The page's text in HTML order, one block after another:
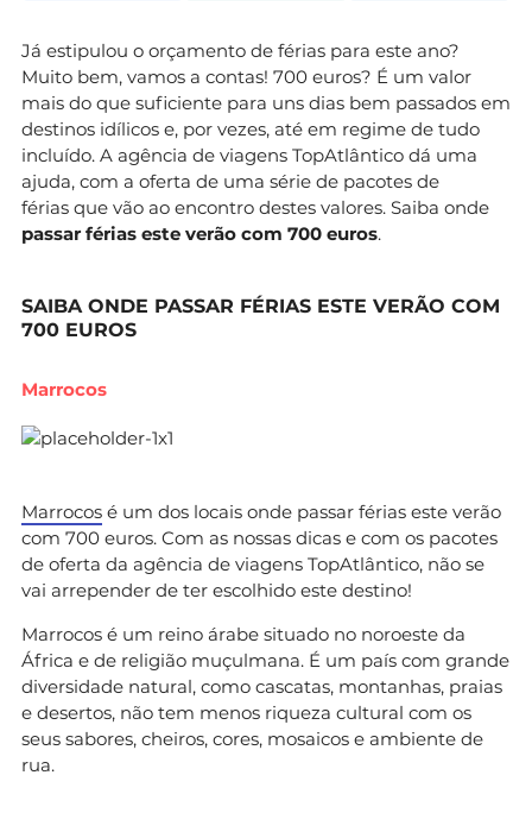
Já estipulou o orçamento de férias para este ano?
Muito bem, vamos a contas! 700 euros? É um valor
mais do que suficiente para uns dias bem passados em
destinos idílicos e, por vezes, até em regime de tudo
incluído. A agência de viagens TopAtlântico dá uma
ajuda, com a oferta de uma série de pacotes de
férias que vão ao encontro destes valores. Saiba onde
passar férias este verão com 700 euros.
SAIBA ONDE PASSAR FÉRIAS ESTE VERÃO COM
700 EUROS
Marrocos
Marrocos é um dos locais onde passar férias este verão
com 700 euros. Com as nossas dicas e com os pacotes
de oferta da agência de viagens TopAtlântico, não se
vai arrepender de ter escolhido este destino!
Marrocos é um reino árabe situado no noroeste da
África e de religião muçulmana. É um país com grande
diversidade natural, como cascatas, montanhas, praias
e desertos, não tem menos riqueza cultural com os
seus sabores, cheiros, cores, mosaicos e ambiente de
rua.